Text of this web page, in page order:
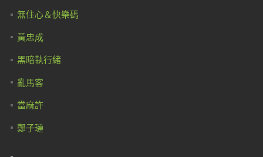
無住心＆快樂碼
黃忠成
黑暗執行緒
亂馬客
當麻許
鄭子璉